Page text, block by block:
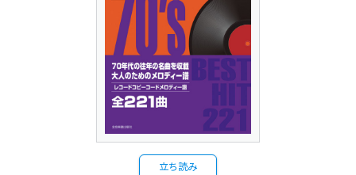
立ち読み